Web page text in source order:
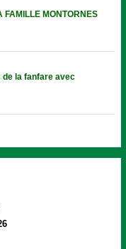
FAMILLE MONTORNES
de la fanfare avec